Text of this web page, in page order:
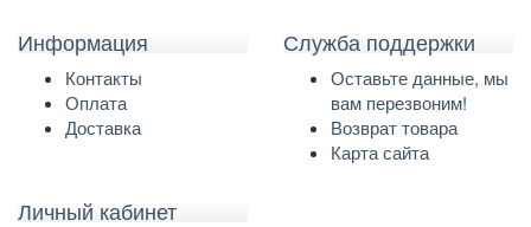
Информация
Контакты
Оплата
Доставка
Служба поддержки
Оставьте данные, мы
вам перезвоним!
Возврат товара
Карта сайта
Личный кабинет